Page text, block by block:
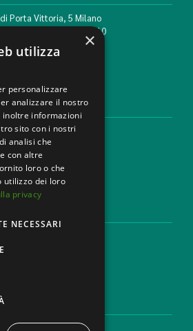
Porta Vittoria, 5 Milano
02 777351 F. +39 02 784510
info@mbg.legal
AREE LEGALI
di Competenza
Settori
Studio legale
Contatti
Lavora con noi
×
utilizza
personalizzare
analizzare il nostro
informazioni
sito con i nostri
analisi che
con altre
loro o che
utilizzo dei loro
privacy
NECESSARI